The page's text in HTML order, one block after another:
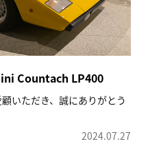
Countach LP400
いただき、誠にありがとう
2024.07.27